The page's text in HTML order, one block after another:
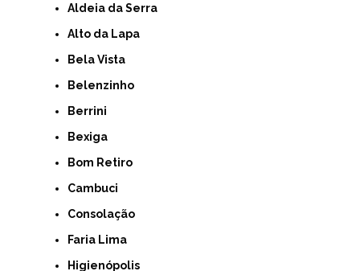
Aldeia da Serra
Alto da Lapa
Bela Vista
Belenzinho
Berrini
Bexiga
Bom Retiro
Cambuci
Consolação
Faria Lima
Higienópolis